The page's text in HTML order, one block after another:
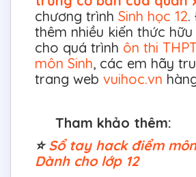
chương trình Sinh học 12.
thêm nhiều kiến thức
cho quá trình ôn thi
môn Sinh, các em hãy
trang web vuihoc.vn
Tham khảo thêm:
⭐Sổ tay hack điểm
Dành cho lớp 12